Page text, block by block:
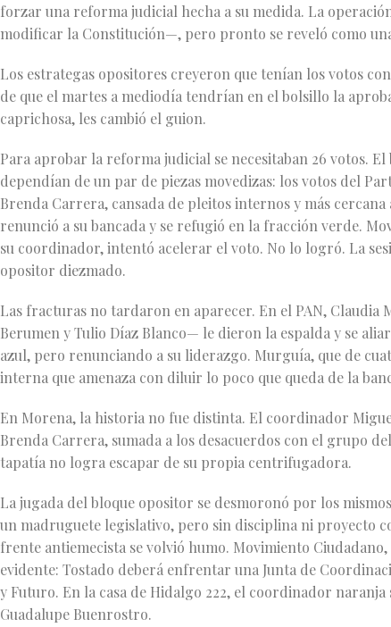
forzar una reforma judicial hecha a su medida. La
modificar la Constitución—, pero pronto se reveló como
Los estrategas opositores creyeron que tenían los votos
de que el martes a mediodía tendrían en el bolsillo la
caprichosa, les cambió el guion.
Para aprobar la reforma judicial se necesitaban 26 votos.
dependían de un par de piezas movedizas: los votos del
Brenda Carrera, cansada de pleitos internos y más
renunció a su bancada y se refugió en la fracción verde.
su coordinador, intentó acelerar el voto. No lo logró. La
opositor diezmado.
Las fracturas no tardaron en aparecer. En el PAN,
Berumen y Tulio Díaz Blanco— le dieron la espalda y se
azul, pero renunciando a su liderazgo. Murguía, que de
interna que amenaza con diluir lo poco que queda de la
En Morena, la historia no fue distinta. El coordinador
Brenda Carrera, sumada a los desacuerdos con el grupo
tapatía no logra escapar de su propia centrifugadora.
La jugada del bloque opositor se desmoronó por los
un madruguete legislativo, pero sin disciplina ni proyecto
frente antiemecista se volvió humo. Movimiento
evidente: Tostado deberá enfrentar una Junta de
y Futuro. En la casa de Hidalgo 222, el coordinador
Guadalupe Buenrostro.